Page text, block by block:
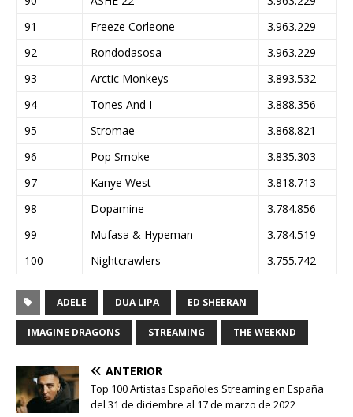
91
Freeze Corleone
3.963.229
92
Rondodasosa
3.963.229
93
Arctic Monkeys
3.893.532
94
Tones And I
3.888.356
95
Stromae
3.868.821
96
Pop Smoke
3.835.303
97
Kanye West
3.818.713
98
Dopamine
3.784.856
99
Mufasa & Hypeman
3.784.519
100
Nightcrawlers 3.755.742
ADELE DUA LIPA ED SHEERAN
IMAGINE DRAGONS STREAMING THE WEEKND
ANTERIOR
Top 100 Artistas Españoles Streaming en España
del 31 de diciembre al 17 de marzo de 2022